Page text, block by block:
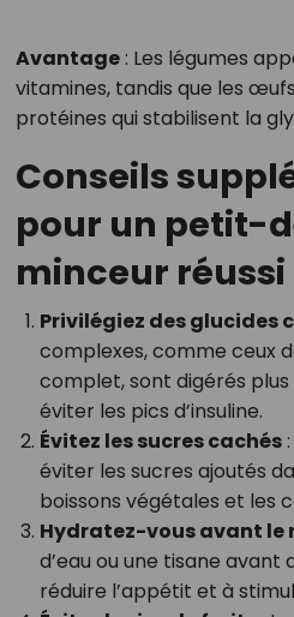
Avantage: Les légumes
vitamines, tandis que les
protéines qui stabilisent la
Conseils
pour un petit-
minceur réussi
Privilégiez des glucides
complexes, comme ceux
complet, sont digérés
éviter les pics d’insuline.
Évitez les sucres cachés:
éviter les sucres ajoutés
boissons végétales et les
Hydratez-vous avant le
d’eau ou une tisane
réduire l’appétit et à